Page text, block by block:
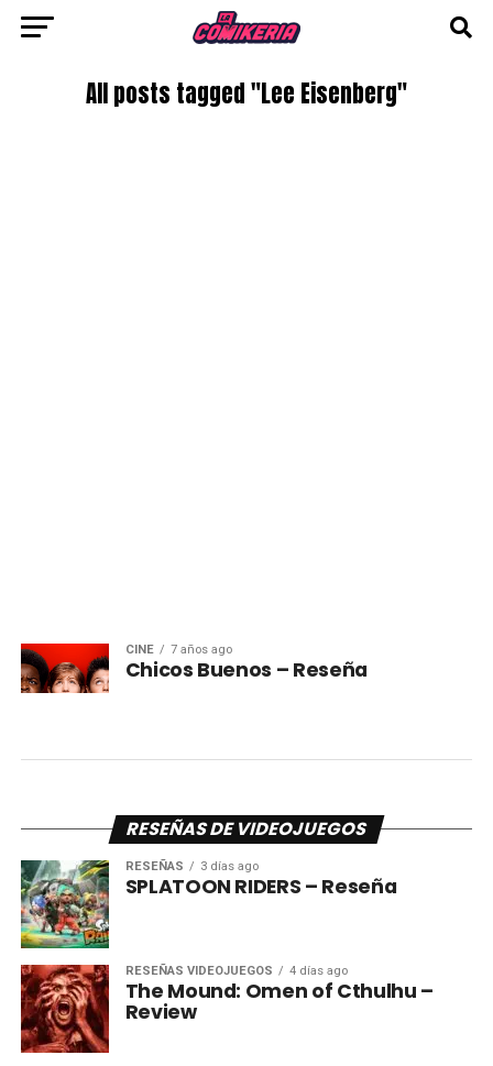
All posts tagged "Lee Eisenberg"
CINE 7 años ago
Chicos Buenos – Reseña
RESEÑAS DE VIDEOJUEGOS
RESEÑAS 3 días ago
SPLATOON RIDERS – Reseña
RESEÑAS VIDEOJUEGOS 4 días ago
The Mound: Omen of Cthulhu –
Review